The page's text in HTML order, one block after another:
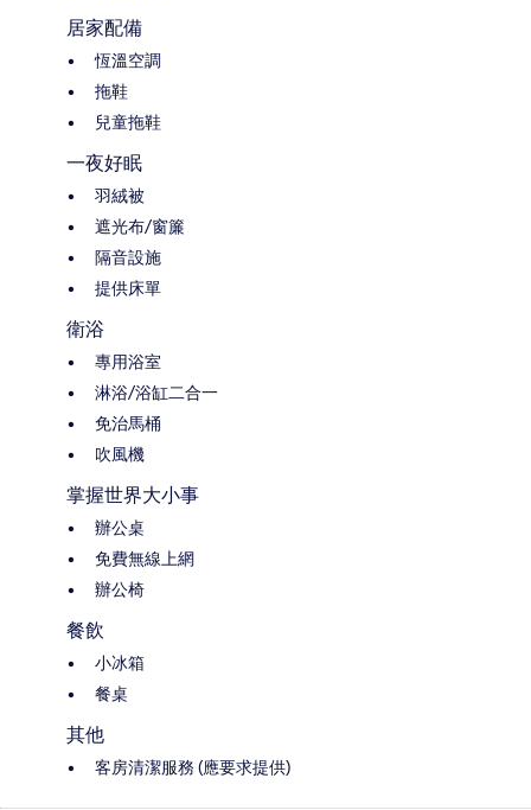
居家配備
恆溫空調
拖鞋
兒童拖鞋
一夜好眠
羽絨被
遮光布/窗簾
隔音設施
提供床單
衛浴
專用浴室
淋浴/浴缸二合一
免治馬桶
吹風機
掌握世界大小事
辦公桌
免費無線上網
辦公椅
餐飲
小冰箱
餐桌
其他
客房清潔服務 (應要求提供)